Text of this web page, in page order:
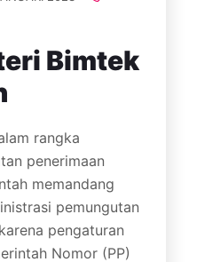
Bimtek
rangka
penerimaan
memandang
pemungutan
pengaturan
Nomor (PP)